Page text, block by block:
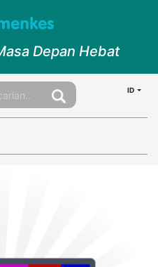
Depan Hebat
ID